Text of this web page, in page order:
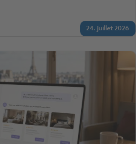
24. juillet 2026